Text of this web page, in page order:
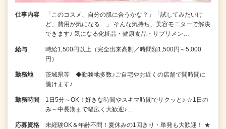
仕事内容
「このコスメ、自分の肌に合うかな？」「試してみたいけ
ど、費用が気になる…」 そんな気持ち、美容モニターで解決
できます♪ 気になる化粧品・健康食品・サプリメン…
給与
時給1,500円以上（完全出来高制／時間額1,500円～5,000
円）
勤務地
茨城県等 ◆勤務地多数♪ご自宅やお近くの店舗で間時間に
働けます♪
勤務時間
1日5分～OK！好きな時間やスキマ時間でサクッと♪ ☆1日の
み～中長期まで幅広く大歓迎♪…
応募資格
未経験OK＆年齢不問！夏休みの1回きり・単発も大歓迎！ ★